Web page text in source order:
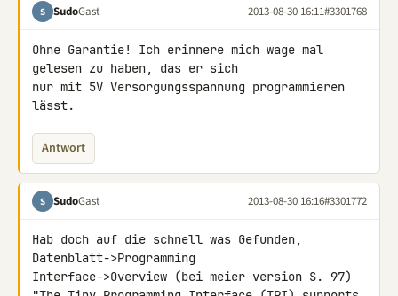
S SudoGast 2013-08-30 16:11#3301768
Ohne Garantie! Ich erinnere mich wage mal
gelesen zu haben, das er sich
nur mit 5V Versorgungsspannung programmieren
lässt.
Antwort
S SudoGast 2013-08-30 16:16#3301772
Hab doch auf die schnell was Gefunden,
Datenblatt->Programming
Interface->Overview (bei meier version S. 97)